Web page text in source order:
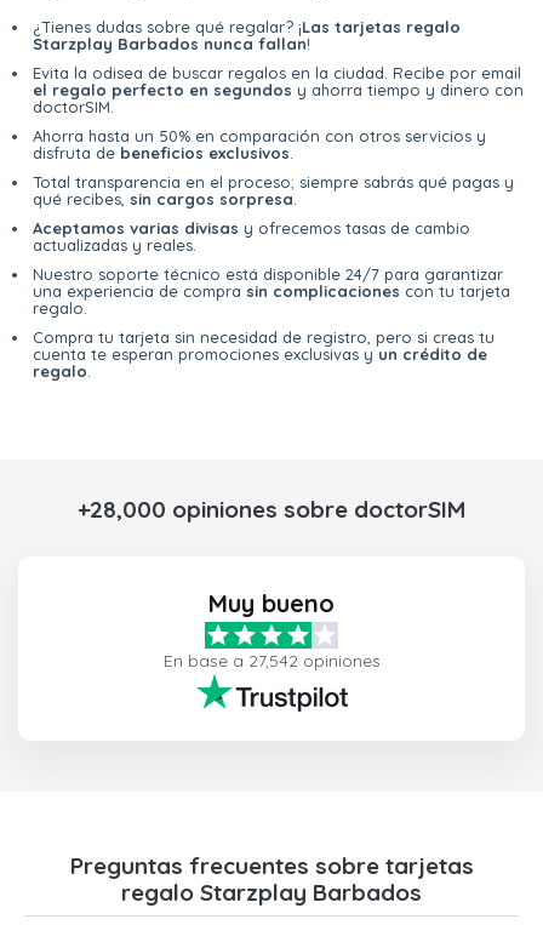
¿Tienes dudas sobre qué regalar? ¡Las tarjetas regalo
Starzplay Barbados nunca fallan!
Evita la odisea de buscar regalos en la ciudad. Recibe por email
el regalo perfecto en segundos y ahorra tiempo y dinero con
doctorSIM.
Ahorra hasta un 50% en comparación con otros servicios y
disfruta de beneficios exclusivos
Total transparencia en el proceso; siempre sabrás qué pagas y
qué recibes, sin cargos sorpresa
Aceptamos varias divisas y ofrecemos tasas de cambio
actualizadas y reales.
Nuestro soporte técnico está disponible 24/7 para garantizar
una experiencia de compra sin complicaciones con tu tarjeta
regalo.
Compra tu tarjeta sin necesidad de registro, pero si creas tu
cuenta te esperan promociones exclusivas y un crédito de
regalo
+28,000 opiniones sobre doctorSIM
Muy bueno
En base a 27,542 opiniones
Preguntas frecuentes sobre tarjetas
regalo Starzplay Barbados